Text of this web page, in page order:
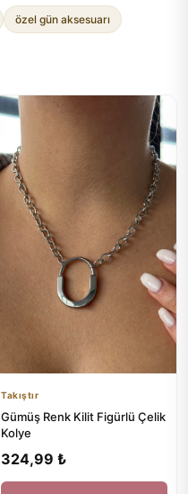
özel gün aksesuarı
Takıştır
Gümüş Renk Kilit Figürlü Çelik
Kolye
324,99 ₺